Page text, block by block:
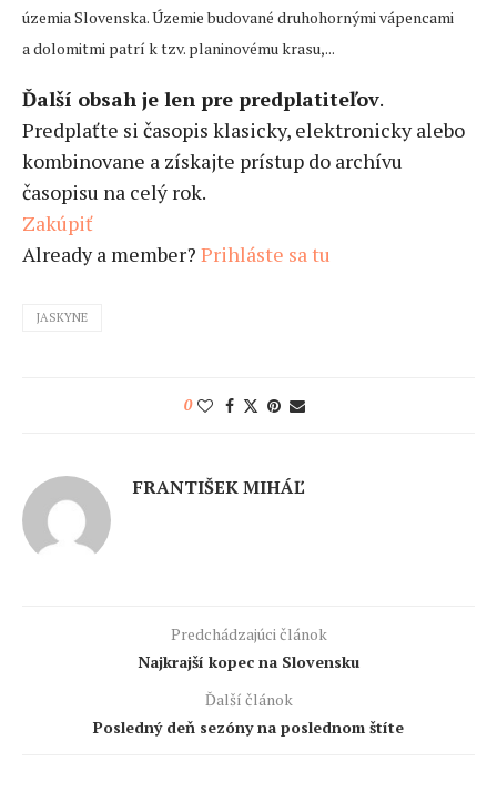
územia Slovenska. Územie budované druhohornými vápencami
a dolomitmi patrí k tzv. planinovému krasu,...
Ďalší obsah je len pre predplatiteľov.
Predplaťte si časopis klasicky, elektronicky alebo
kombinovane a získajte prístup do archívu
časopisu na celý rok.
Zakúpiť
Already a member? Prihláste sa tu
JASKYNE
0
FRANTIŠEK MIHÁĽ
Predchádzajúci článok
Najkrajší kopec na Slovensku
Ďalší článok
Posledný deň sezóny na poslednom štíte